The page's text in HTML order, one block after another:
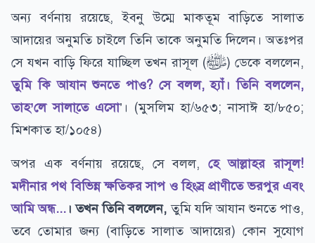
অন্য বর্ণনায় রয়েছে, ইবনু উম্মে মাকতূম বাড়িতে সালাত
আদায়ের অনুমতি চাইলে তিনি তাকে অনুমতি দিলেন। অতঃপর
সে যখন বাড়ি ফিরে যাচ্ছিল তখন রাসূল (ﷺ) ডেকে বললেন,
তুমি কি আযান শুনতে পাও? সে বলল, হ্যাঁ। তিনি বললেন,
তাহ’লে সালা্তে এসো’। (মুসলিম হা/৬৫৩; নাসাঈ হা/৮৫০;
মিশকাত হা/১০৫৪)
অপর এক বর্ণনায় রয়েছে, সে বলল,হে আল্লাহর রাসূল!
মদীনার পথ বিভিন্ন ক্ষতিকর সাপ ও হিংস্র প্রাণীতে ভরপুর এবং
আমি অন্ধ... । তখন তিনি বললেন, তুমি যদি আযান শুনতে পাও,
তবে তোমার জন্য (বাড়িতে সালাত আদায়ের) কোন সুযোগ